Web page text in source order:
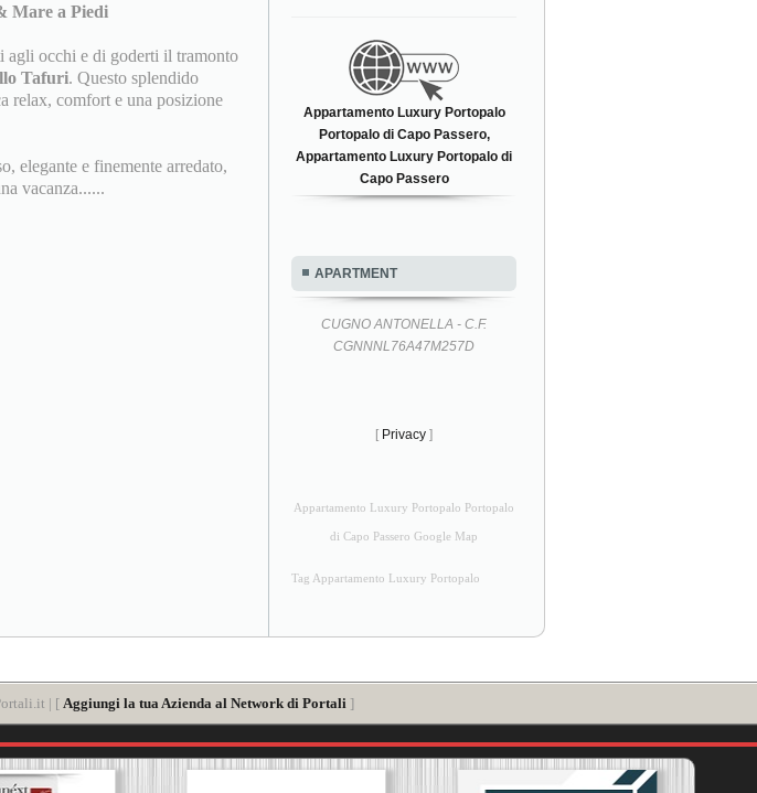
Mare a Piedi
agli occhi e di goderti il tramonto
Tafuri. Questo splendido
relax, comfort e una posizione
elegante e finemente arredato,
vacanza......
Appartamento Luxury Portopalo
Portopalo di Capo Passero,
Appartamento Luxury Portopalo di
Capo Passero
APARTMENT
CUGNO ANTONELLA - C.F.
CGNNNL76A47M257D
[ Privacy ]
Appartamento Luxury Portopalo Portopalo
di Capo Passero Google Map
Tag Appartamento Luxury Portopalo
| [ Aggiungi la tua Azienda al Network di Portali ]